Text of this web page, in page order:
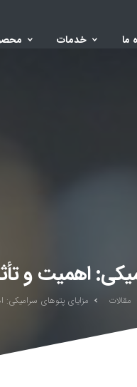
ما خدمات
اهمیت و
مقالات مزایای پتوهای سرامیکی: